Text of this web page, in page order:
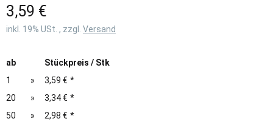
3,59 €
inkl. 19% USt. , zzgl. Versand
ab
Stückpreis / Stk
1
» 3,59 € *
20
» 3,34 € *
50
» 2,98 € *